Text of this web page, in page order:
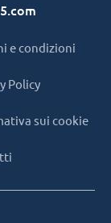
e condizioni
Policy
sui cookie